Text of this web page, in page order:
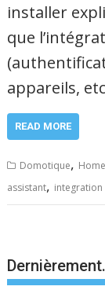
installer
que
appareils,
READ MORE
Domotique,
assistant, integration